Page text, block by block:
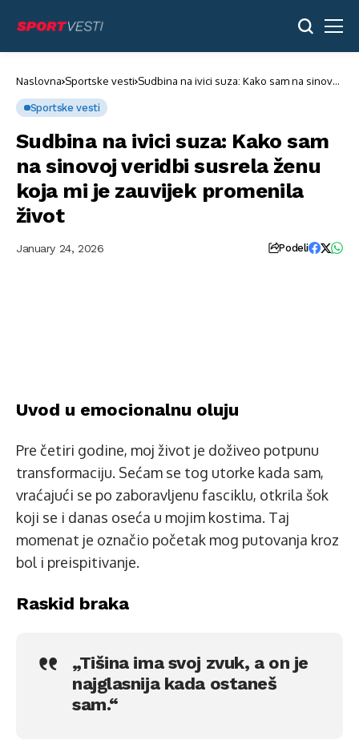
Naslovna Sportske vesti Sudbina na ivici suza: Kako sam na sinovoj
Sportske vesti
Sudbina na ivici suza: Kako sam
na sinovoj veridbi susrela ženu
koja mi je zauvijek promenila
život
January 24, 2026 Podeli
Uvod u emocionalnu oluju
Pre četiri godine, moj život je doživeo potpunu
transformaciju. Sećam se tog utorke kada sam,
vraćajući se po zaboravljenu fasciklu, otkrila šok
koji se i danas oseća u mojim kostima. Taj
momenat je označio početak mog putovanja kroz
bol i preispitivanje.
Raskid braka
„Tišina ima svoj zvuk, a on je
najglasnija kada ostaneš
sam.“